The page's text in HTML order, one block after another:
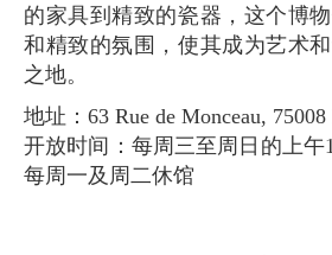
的家具到精致的瓷器，这个博
和精致的氛围，使其成为艺术
之地。
地址：63 Rue de Monceau,
开放时间：每周三至周日的上午
每周一及周二休馆